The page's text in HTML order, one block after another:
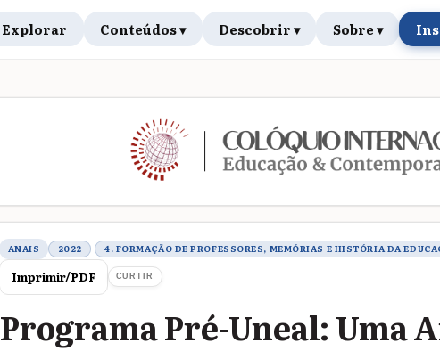
Explorar Conteúdos ▾ Descobrir ▾ Sobre ▾
Metadados do trabalho
ANAIS 2022 4. FORMAÇÃO DE PROFESSORES, MEMÓRIAS E HISTÓRIA DA
Imprimir/PDF CURTIR
Programa Pré-Uneal: Uma